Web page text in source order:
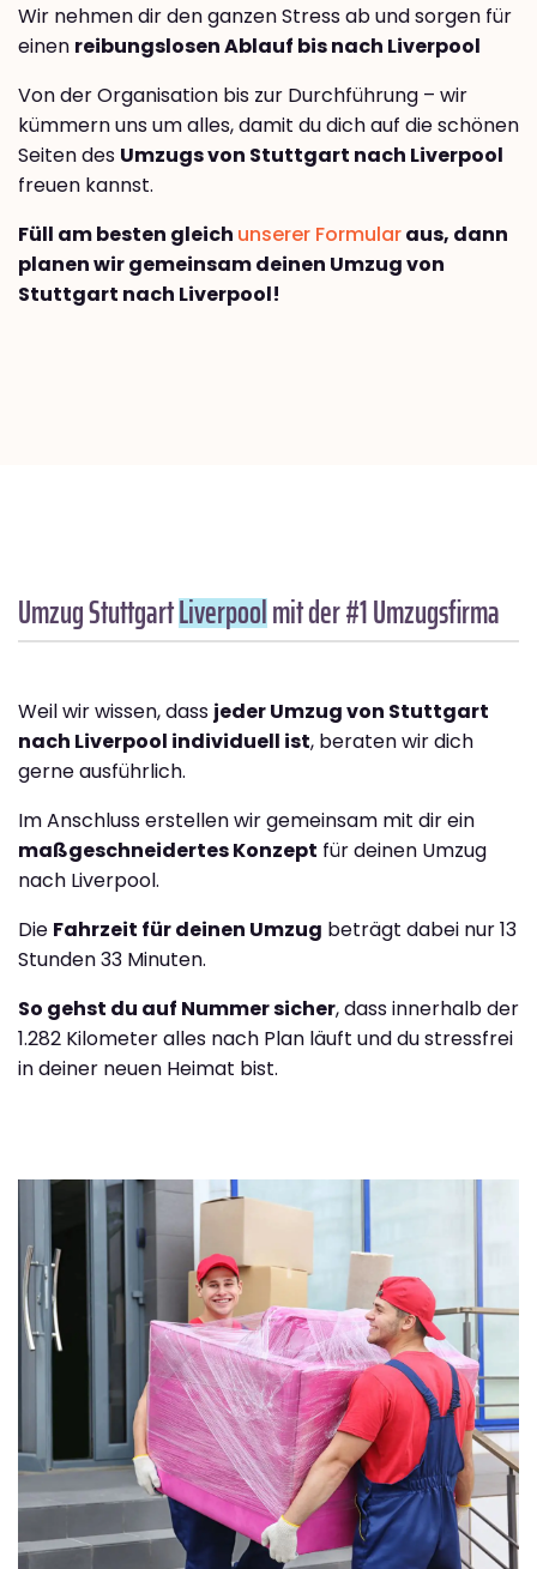
Wir nehmen dir den ganzen Stress ab und sorgen für
einen reibungslosen Ablauf bis nach Liverpool
Von der Organisation bis zur Durchführung – wir
kümmern uns um alles, damit du dich auf die schönen
Seiten des Umzugs von Stuttgart nach Liverpool
freuen kannst.
Füll am besten gleich unserer Formularaus, dann
planen wir gemeinsam deinen Umzug von
Stuttgart nach Liverpool!
Umzug StuttgartLiverpoolmit der #1 Umzugsfirma
Weil wir wissen, dass jeder Umzug von Stuttgart
nach Liverpool individuell ist, beraten wir dich
gerne ausführlich.
Im Anschluss erstellen wir gemeinsam mit dir ein
maßgeschneidertes Konzept für deinen Umzug
nach Liverpool.
Die Fahrzeit für deinen Umzug beträgt dabei nur 13
Stunden 33 Minuten.
So gehst du auf Nummer sicher, dass innerhalb der
1.282 Kilometer alles nach Plan läuft und du stressfrei
in deiner neuen Heimat bist.